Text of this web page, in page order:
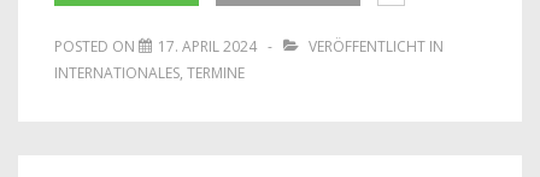
POSTED ON 17. APRIL 2024
VERÖFFENTLICHT IN
INTERNATIONALES, TERMINE